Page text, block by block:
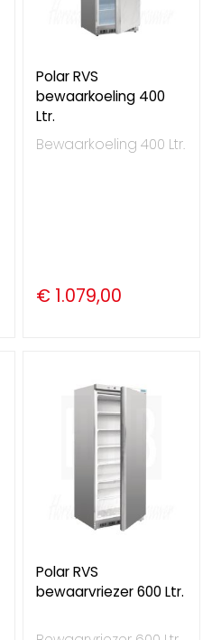
Polar RVS
bewaarkoeling 400
Ltr.
Bewaarkoeling 400 Ltr.
€ 1.079,00
Polar RVS
bewaarvriezer 600 Ltr.